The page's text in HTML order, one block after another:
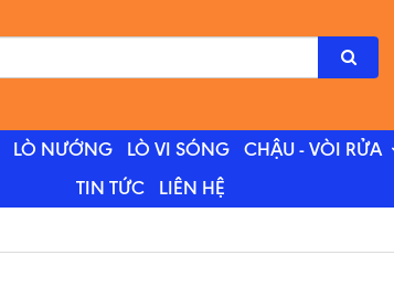
LÒ NƯỚNG LÒ VI SÓNG CHẬU - VÒI RỬA
TIN TỨC
LIÊN HỆ